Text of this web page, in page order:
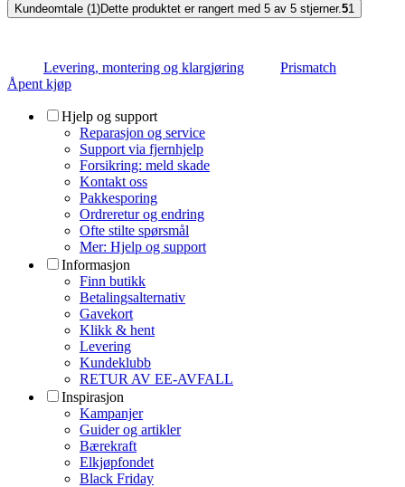
Kundeomtale (1)Dette produktet er rangert med 5 av 5 stjerner.51
Levering, montering og klargjøring
Prismatch
Åpent kjøp
Hjelp og support
Reparasjon og service
Support via fjernhjelp
Forsikring: meld skade
Kontakt oss
Pakkesporing
Ordreretur og endring
Ofte stilte spørsmål
Mer: Hjelp og support
Informasjon
Finn butikk
Betalingsalternativ
Gavekort
Klikk & hent
Levering
Kundeklubb
RETUR AV EE-AVFALL
Inspirasjon
Kampanjer
Guider og artikler
Bærekraft
Elkjøpfondet
Black Friday